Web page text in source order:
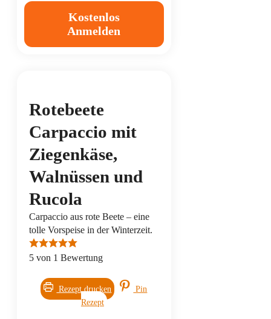
Kostenlos
Anmelden
Rotebeete
Carpaccio mit
Ziegenkäse,
Walnüssen und
Rucola
Carpaccio aus rote Beete – eine
tolle Vorspeise in der Winterzeit.
5 von 1 Bewertung
Rezept drucken
Pin
Rezept